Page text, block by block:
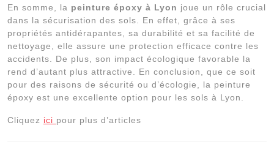
En somme, la peinture époxy à Lyon joue un rôle crucial
dans la sécurisation des sols. En effet, grâce à ses
propriétés antidérapantes, sa durabilité et sa facilité de
nettoyage, elle assure une protection efficace contre les
accidents. De plus, son impact écologique favorable la
rend d’autant plus attractive. En conclusion, que ce soit
pour des raisons de sécurité ou d’écologie, la peinture
époxy est une excellente option pour les sols à Lyon.
Cliquez ici pour plus d’articles